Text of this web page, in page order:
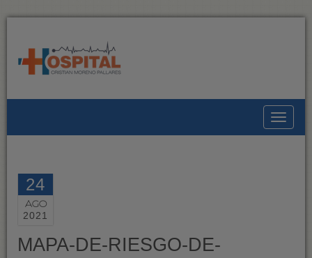
24
AGO
2021
MAPA-DE-RIESGO-DE-